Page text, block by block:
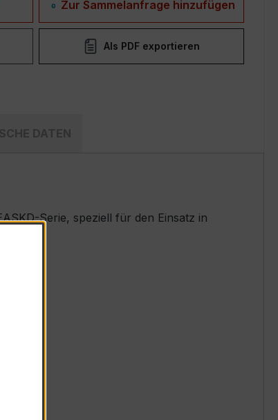
Zur Sammelanfrage hinzufügen
Als PDF exportieren
DATEN
Serie, speziell für den Einsatz in